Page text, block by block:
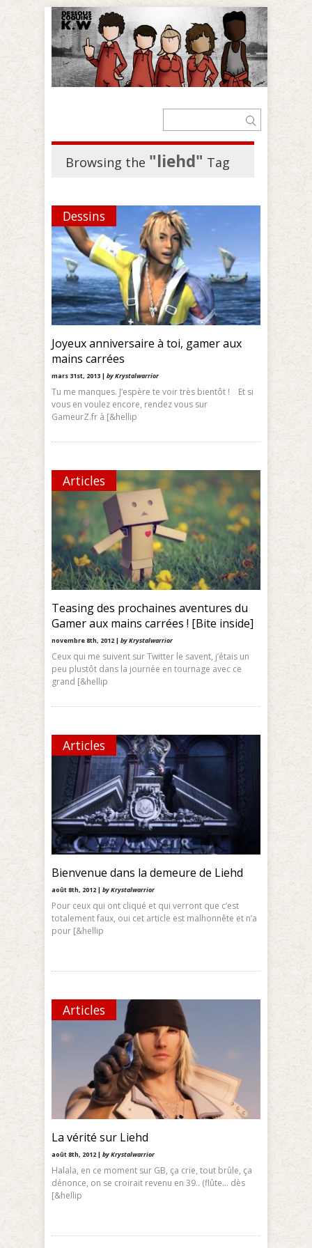
Browsing the "liehd" Tag
Dessins
Joyeux anniversaire à toi, gamer aux
mains carrées
mars 31st, 2013 | by Krystalwarrior
Tu me manques. J’espère te voir très bientôt ! Et si
vous en voulez encore, rendez vous sur
GameurZ.fr à [&hellip
Articles
Teasing des prochaines aventures du
Gamer aux mains carrées ! [Bite inside]
novembre 8th, 2012 | by Krystalwarrior
Ceux qui me suivent sur Twitter le savent, j’étais un
peu plustôt dans la journée en tournage avec ce
grand [&hellip
Articles
Bienvenue dans la demeure de Liehd
août 8th, 2012 | by Krystalwarrior
Pour ceux qui ont cliqué et qui verront que c’est
totalement faux, oui cet article est malhonnête et n’a
pour [&hellip
Articles
La vérité sur Liehd
août 8th, 2012 | by Krystalwarrior
Halala, en ce moment sur GB, ça crie, tout brûle, ça
dénonce, on se croirait revenu en 39.. (flûte… dès
[&hellip